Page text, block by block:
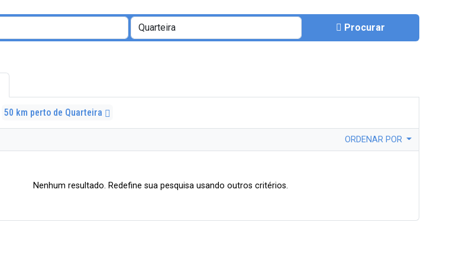
Procurar
50 km perto de Quarteira
ORDENAR POR
Nenhum resultado. Redefine sua pesquisa usando outros critérios.